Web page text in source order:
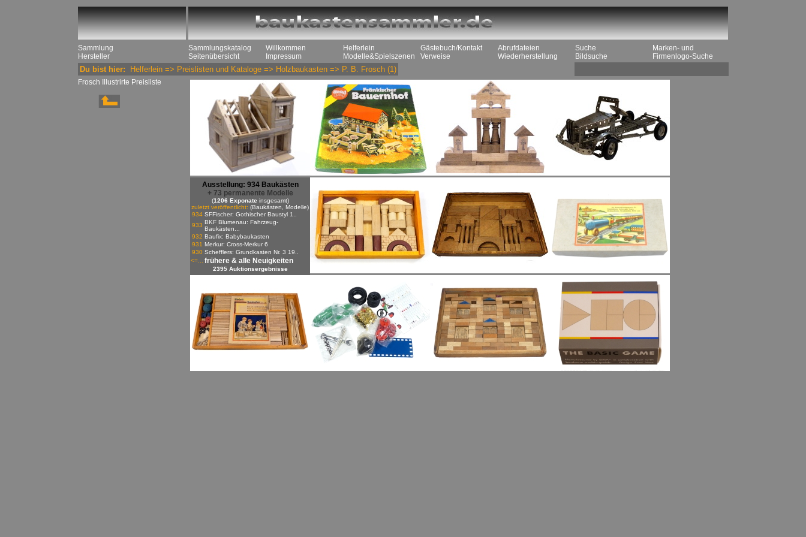
Sammlung
Hersteller
Sammlungskatalog
Seitenübersicht
Willkommen
Impressum
Helferlein
Modelle&Spielszenen
Gästebuch/Kontakt
Verweise
Abrufdateien
Wiederherstellung
Suche
Bildsuche
Marken- und
Firmenlogo-Suche
Du bist hier: Helferlein => Preislisten und Kataloge => Holzbaukasten => P. B. Frosch (1)
Frosch Illustrirte Preisliste
Ausstellung: 934 Baukästen
+ 73 permanente Modelle
(1206 Exponate insgesamt)
zuletzt veröffentlicht: (Baukästen, Modelle)
934 SFFischer: Gothischer Baustyl 1..
933 BKF Blumenau: Fahrzeug-
Baukästen...
932 Baufix: Babybaukasten
931 Merkur: Cross-Merkur 6
930 Schefflers: Grundkasten Nr. 3 19..
<=...
frühere & alle Neuigkeiten
2395 Auktionsergebnisse